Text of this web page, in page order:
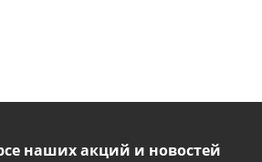
наших акций и новостей